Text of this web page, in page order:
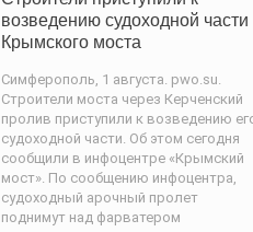
возведению судоходной части
Крымского моста
Симферополь, 1 августа. pwo.su.
Строители моста через Керченский
пролив приступили к возведению
судоходной части. Об этом сегодня
сообщили в инфоцентре «Кpымcкий
мocт». По сообщению инфоцентра,
судоходный арочный пролет
поднимут над фарватером